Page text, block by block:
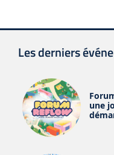
Les derniers
une